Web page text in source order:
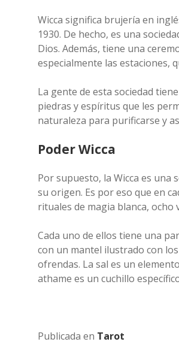
Wicca significa brujería en
1930. De hecho, es una
Dios. Además, tiene una
especialmente las estaciones,
La gente de esta sociedad
piedras y espíritus que les
naturaleza para purificarse y
Poder Wicca
Por supuesto, la Wicca es una
su origen. Es por eso que en
rituales de magia blanca, ocho
Cada uno de ellos tiene una
con un mantel ilustrado con
ofrendas. La sal es un
athame es un cuchillo
Publicada en Tarot